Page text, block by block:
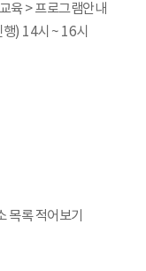
육 > 프로그램안내
) 14시 ~ 16시
목록 적어보기